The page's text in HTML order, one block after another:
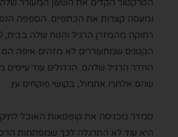
ומעסה קצרות את הכתפיים. הספפה
הקטנים שמתעוררים לא מזהים איפה
החדר הרגיל שלהם. הגדולים עוד עייפים
שהם אלתרו אתמול, בקושי פוקחים עין.
סמדר מכניסה את קופסאות האוכל לתיקי
היא עוד לא התרגלה לכך שמפתחות